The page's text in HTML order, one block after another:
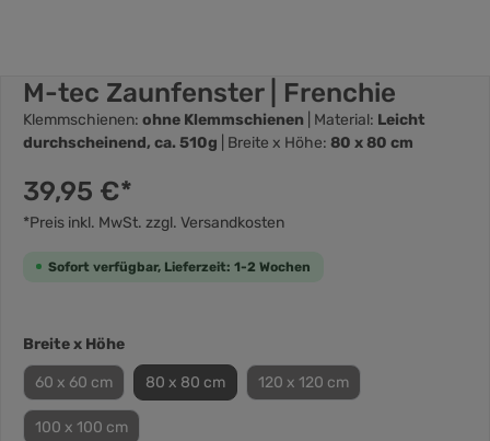
M-tec Zaunfenster | Frenchie
Klemmschienen: ohne Klemmschienen | Material: Leicht
durchscheinend, ca. 510g
| Breite x Höhe: 80 x 80 cm
39,95 €*
*Preis inkl. MwSt. zzgl. Versandkosten
Sofort verfügbar, Lieferzeit: 1-2 Wochen
Breite x Höhe
60 x 60 cm 80 x 80 cm 120 x 120 cm
100 x 100 cm